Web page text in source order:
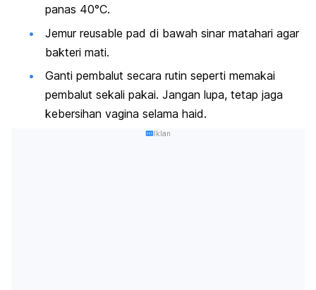
panas 40°C.
Jemurreusable pad di bawah sinar matahari agar
bakteri mati.
Ganti pembalut secara rutin seperti memakai
pembalut sekali pakai. Jangan lupa, tetap jaga
kebersihan vagina selama haid.
Iklan